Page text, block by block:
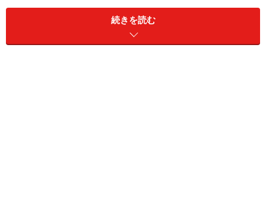
観光スポットや美術館が充実していて、グルメ、ショッ
続きを読む